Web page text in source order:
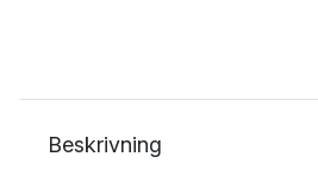
Beskrivning